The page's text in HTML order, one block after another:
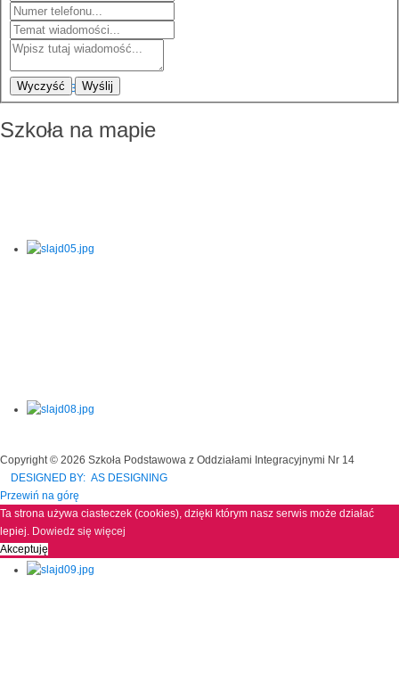
Wyczyść Wyślij
Szkoła na mapie
Copyright © 2026 Szkoła Podstawowa z Oddziałami Integracyjnymi Nr 14
DESIGNED BY: AS DESIGNING
Przewiń na górę
Ta strona używa ciasteczek (cookies), dzięki którym nasz serwis może działać
lepiej. Dowiedz się więcej
Akceptuję